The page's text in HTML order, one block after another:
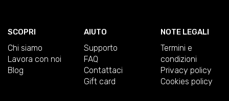
SCOPRI
Chi siamo
Lavora con noi
Blog
AIUTO
Supporto
FAQ
Contattaci
Gift card
NOTE LEGALI
Termini e
condizioni
Privacy policy
Cookies policy